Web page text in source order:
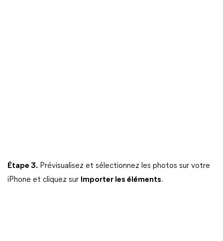
Étape 3. Prévisualisez et sélectionnez les photos sur votre
iPhone et cliquez sur Importer les éléments.